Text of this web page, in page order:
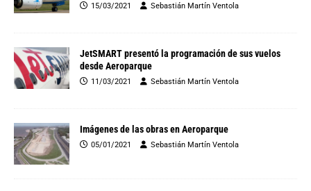
15/03/2021 Sebastián Martín Ventola
JetSMART presentó la programación de sus vuelos
desde Aeroparque
11/03/2021 Sebastián Martín Ventola
Imágenes de las obras en Aeroparque
05/01/2021 Sebastián Martín Ventola